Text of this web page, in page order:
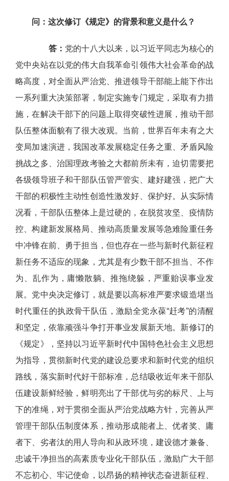
问：这次修订《规定》的背景和意义是什么？
答： 党的十八大以来，以习近平同志为核心的
党中央站在以党的伟大自我革命引领伟大社会革命的战
略高度，对全面从严治党、推进领导干部能上能下作出
一系列重大决策部署，制定实施专门规定，采取有力措
施，在解决干部下的问题上取得突破性进展，推动干部
队伍整体面貌有了很大改观。当前，世界百年未有之大
变局加速演进，我国改革发展稳定任务之重、矛盾风险
挑战之多、治国理政考验之大都前所未有，迫切需要把
各级领导班子和干部队伍管严管实、建好建强，把广大
干部的积极性主动性创造性激发好、保护好。从实际情
况看，干部队伍整体上是过硬的，在脱贫攻坚、疫情防
控、构建新发展格局、推动高质量发展等急难险重任务
中冲锋在前、勇于担当，但也存在一些与新时代新征程
新任务不适应的现象，尤其是有少数干部不担当、不作
为、乱作为，庸懒散躺、推拖绕躲，严重贻误事业发
展。党中央决定修订，就是要以高标准严要求锻造堪当
时代重任的执政骨干队伍，激励全党永葆“赶考”的清醒
和坚定，依靠顽强斗争打开事业发展新天地。新修订的
《规定》，坚持以习近平新时代中国特色社会主义思想
为指导，贯彻新时代党的建设总要求和新时代党的组织
路线，落实新时代好干部标准，总结吸收近年来干部队
伍建设新鲜经验，鲜明亮出了干部优与劣的标尺、上与
下的准绳，对于贯彻全面从严治党战略方针，完善从严
管理干部队伍制度体系，推动形成能者上、优者奖、庸
者下、劣者汰的用人导向和从政环境，建设德才兼备、
忠诚干净担当的高素质专业化干部队伍，激励广大干部
不忘初心、牢记使命，以昂扬的精神状态奋进新征程、